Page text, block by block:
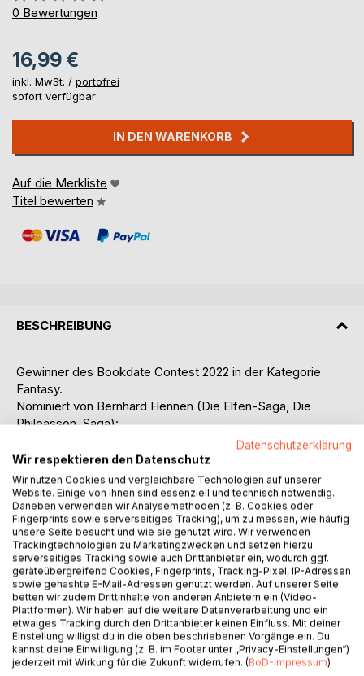
0%
0 Bewertungen
16,99 €
inkl. MwSt. / portofrei
sofort verfügbar
IN DEN WARENKORB
Auf die Merkliste
Titel bewerten
BESCHREIBUNG
Gewinner des Bookdate Contest 2022 in der Kategorie
Fantasy.
Nominiert von Bernhard Hennen (Die Elfen-Saga, Die
Phileasson-Saga):
Tief unter den Ruinen der Wüstenstadt im Archiv der
Todesträume sucht Isa den letzten Traum ihres Vaters.
Der exzentrische Exilant Howard findet heraus, dass ein
abtrünniger Träumer die geheime Bibliothek bedroht und
Laborleiter Roberto hält Isa im Schlaflabor der Charité den
Rücken frei, während sich eine globale Bedrohung erhebt.
Im Finale der DreamWalker-Trilogie kollidieren Welten und
Schicksale. Isas bedingungslose Liebe setzt Kräfte frei, die
ihre Realität und ihre Träume für immer verändern.
Es gibt eine Welt in Dir: Entdecke sie!
Datenschutzerklärung
Wir respektieren den Datenschutz
Wir nutzen Cookies und vergleichbare Technologien auf unserer
Website. Einige von ihnen sind essenziell und technisch notwendig.
Daneben verwenden wir Analysemethoden (z. B. Cookies oder
Fingerprints sowie serverseitiges Tracking), um zu messen, wie häufig
unsere Seite besucht und wie sie genutzt wird. Wir verwenden
Trackingtechnologien zu Marketingzwecken und setzen hierzu
serverseitiges Tracking sowie auch Drittanbieter ein, wodurch ggf.
geräteübergreifend Cookies, Fingerprints, Tracking-Pixel, IP-Adressen
sowie gehashte E-Mail-Adressen genutzt werden. Auf unserer Seite
betten wir zudem Drittinhalte von anderen Anbietern ein (Video-
Plattformen). Wir haben auf die weitere Datenverarbeitung und ein
etwaiges Tracking durch den Drittanbieter keinen Einfluss. Mit deiner
Einstellung willigst du in die oben beschriebenen Vorgänge ein. Du
kannst deine Einwilligung (z. B. im Footer unter „Privacy-Einstellungen“)
jederzeit mit Wirkung für die Zukunft widerrufen. (BoD-Impressum)